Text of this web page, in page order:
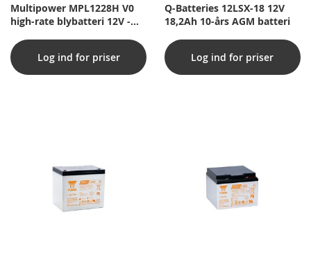
Multipower MPL1228H V0
high-rate blybatteri 12V -
Log ind for priser
Q-Batteries 12LSX-18 12V
18,2Ah 10-års AGM batteri
Log ind for priser